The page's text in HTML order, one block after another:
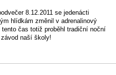
8.12.2011 se jedenácti
hlídkám změnil v adrenalinový
čas totiž proběhl tradiční noční
naší školy!